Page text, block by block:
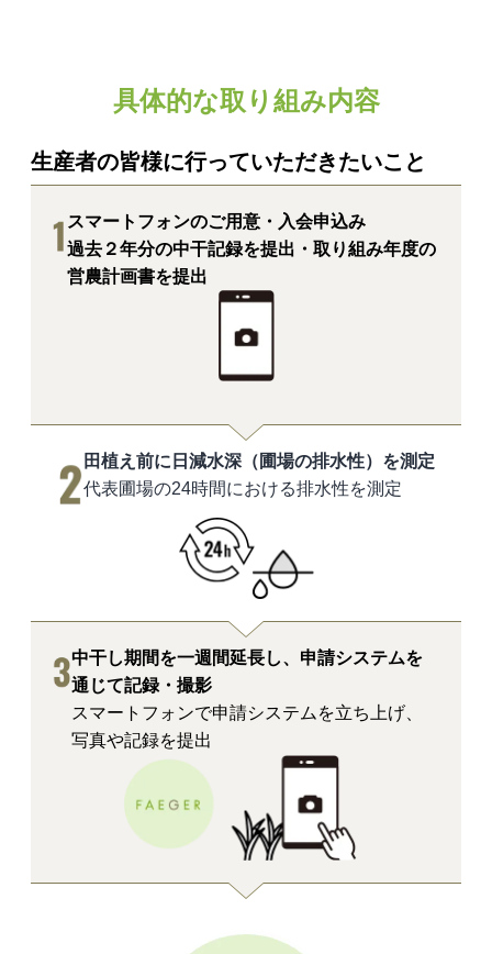
具体的な取り組み内容
生産者の皆様に行っていただきたいこと
スマートフォンのご用意・入会申込み
過去２年分の中干記録を提出・取り組み年度の
営農計画書を提出
田植え前に日減水深（圃場の排水性）を測定
代表圃場の24時間における排水性を測定
中干し期間を一週間延長し、申請システムを
通じて記録・撮影
スマートフォンで申請システムを立ち上げ、
写真や記録を提出